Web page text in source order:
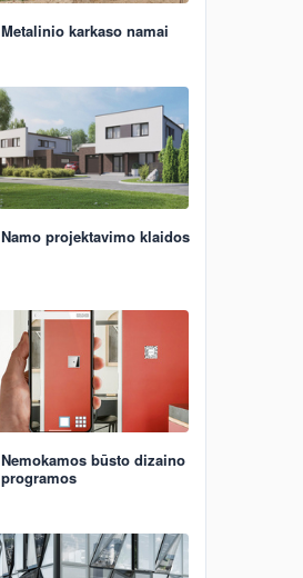
Metalinio karkaso namai
Namo projektavimo klaidos
Nemokamos būsto dizaino
programos